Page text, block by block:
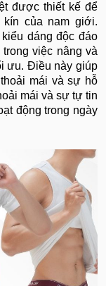
được thiết kế để
của nam giới.
dáng độc đáo
việc nâng và
ưu. Điều này giúp
mái và sự hỗ
mái và sự tự tin
động trong ngày